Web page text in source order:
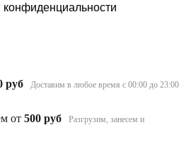
конфиденциальности
руб Доставим в любое время с 00:00 до 23:00
от500 руб
Разгрузим, занесем и